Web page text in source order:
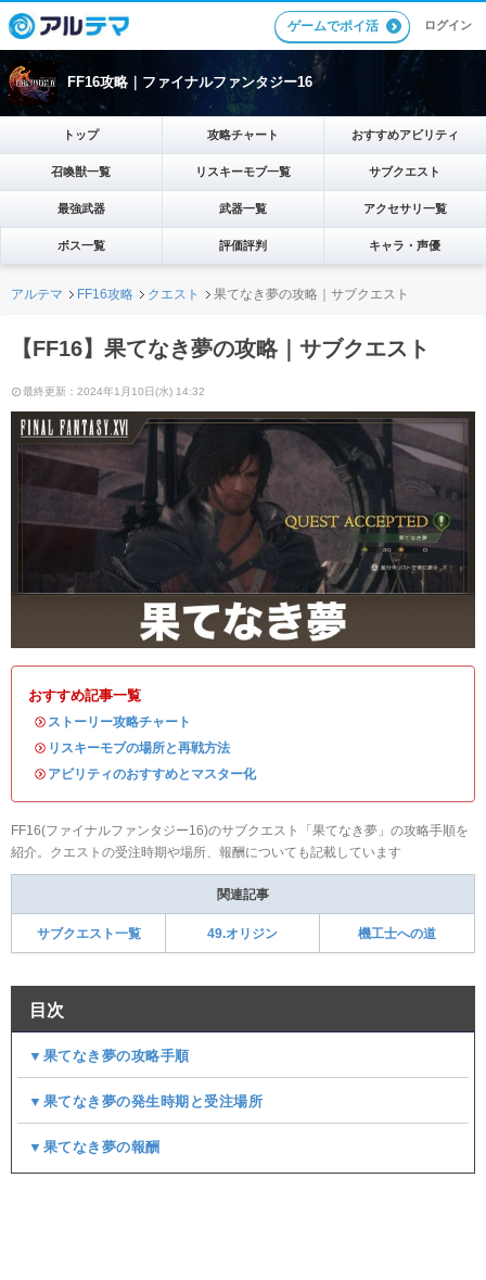
ゲームでポイ活 ログイン
FF16攻略｜ファイナルファンタジー16
トップ 攻略チャート おすすめアビリティ
召喚獣一覧 リスキーモブ一覧 サブクエスト
最強武器 武器一覧 アクセサリ一覧
ボス一覧 評価評判 キャラ・声優
アルテマ FF16攻略 クエスト 果てなき夢の攻略｜サブクエスト
【FF16】果てなき夢の攻略｜サブクエスト
最終更新：2024年1月10日(水) 14:32
おすすめ記事一覧
・ ストーリー攻略チャート
・ リスキーモブの場所と再戦方法
・ アビリティのおすすめとマスター化
FF16(ファイナルファンタジー16)のサブクエスト「果てなき夢」の攻略手順を
紹介。クエストの受注時期や場所、報酬についても記載しています
関連記事
サブクエスト一覧 49.オリジン 機工士への道
目次
▼果てなき夢の攻略手順
▼果てなき夢の発生時期と受注場所
▼果てなき夢の報酬